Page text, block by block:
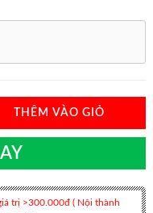
THÊM VÀO GIỎ
trị >300.000đ ( Nội thành